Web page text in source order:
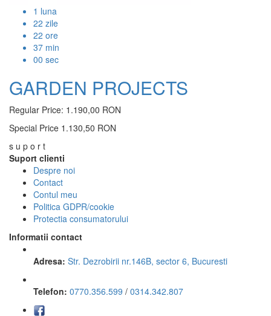
1 luna
22 zile
22 ore
37 min
00 sec
GARDEN PROJECTS
Regular Price: 1.190,00 RON
Special Price 1.130,50 RON
s u p o r t
Suport clienti
Despre noi
Contact
Contul meu
Politica GDPR/cookie
Protectia consumatorului
Informatii contact
Adresa: Str. Dezrobirii nr.146B, sector 6, Bucuresti
Telefon: 0770.356.599 / 0314.342.807